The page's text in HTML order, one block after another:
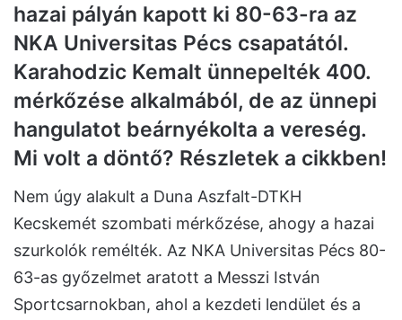
hazai pályán kapott ki 80-63-ra az
NKA Universitas Pécs csapatától.
Karahodzic Kemalt ünnepelték 400.
mérkőzése alkalmából, de az ünnepi
hangulatot beárnyékolta a vereség.
Mi volt a döntő? Részletek a cikkben!
Nem úgy alakult a Duna Aszfalt-DTKH
Kecskemét szombati mérkőzése, ahogy a hazai
szurkolók remélték. Az NKA Universitas Pécs 80-
63-as győzelmet aratott a Messzi István
Sportcsarnokban, ahol a kezdeti lendület és a